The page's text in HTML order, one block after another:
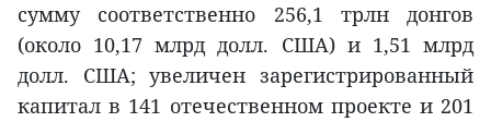
сумму соответственно 256,1 трлн донгов
(около 10,17 млрд долл. США) и 1,51 млрд
долл. США; увеличен зарегистрированный
капитал в 141 отечественном проекте и 201